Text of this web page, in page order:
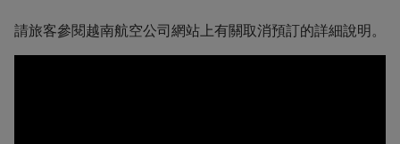
請旅客參閱越南航空公司網站上有關取消預訂的詳細說明。